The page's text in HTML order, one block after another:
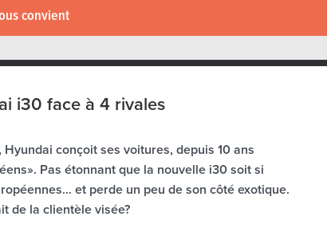
convient
i30 face à 4 rivales
conçoit ses voitures, depuis 10 ans
Pas étonnant que la nouvelle i30 soit si
et perde un peu de son côté exotique.
de la clientèle visée?